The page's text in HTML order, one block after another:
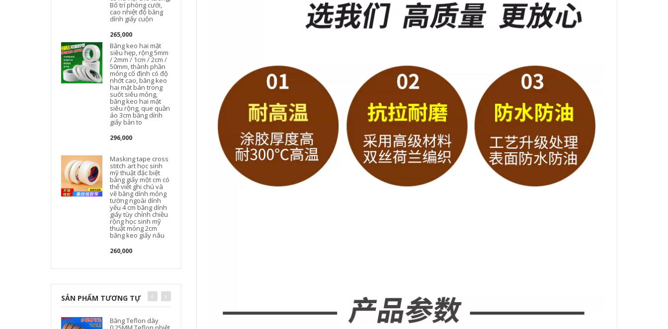
Bố trí phòng cưới,
cao nhiệt độ băng
dính giấy cuộn
265,000
Băng keo hai mặt
siêu hẹp, rộng 5mm
/ 2mm / 1cm / 2cm /
50mm, thành phần
mỏng cố định có độ
nhớt cao, băng keo
hai mặt bán trong
suốt siêu mỏng,
băng keo hai mặt
siêu rộng, que quần
áo 3cm băng dính
giấy bản to
296,000
Masking tape cross
stitch art học sinh
mỹ thuật đặc biệt
băng giấy một cm có
thể viết ghi chú và
vẽ băng dính mỏng
tường ngoài dính
yếu 4 cm băng dính
giấy tùy chỉnh chiều
rộng học sinh mỹ
thuật mỏng 2cm
băng keo giấy nâu
260,000
Băng keo không
vạch sơn 15mm
nguyên hộp sơn
tách màu 2 cm
không để lại keo
Đường may đẹp
nhãn dán giấy khổ
rộng 2cm băng keo
giấy văn phòng
200,000
dán tạo tác tường
liền mạch trang trí
đám cưới bên ngoài
tường dán tường
đặc biệt sơn FCL xe
Băng keo dán mặt
nạ sơn, sinh viên
mỹ thuật dán tạo tác
đặc biệt, trang trí
đám cưới liền mạch,
tranh dán tường
đặc biệt tường ngoại
thất, sơn 3 cm giấy
Nhật Bản yếu, tường
có thể viết được 2cm
đường nối dính hiện
vật cuộn keo giấy
SẢN PHẨM TƯƠNG TỰ
Băng Teflon dày Miller Qi PET băng